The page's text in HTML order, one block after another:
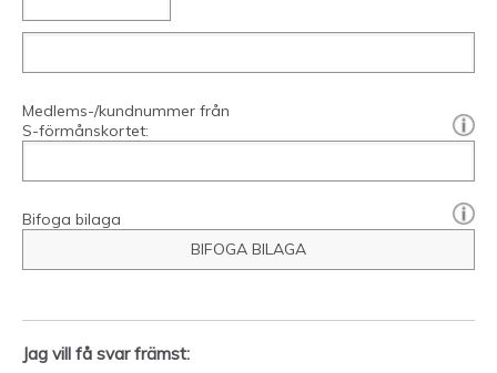
Medlems-/kundnummer från
S-förmånskortet:
Bifoga bilaga
BIFOGA BILAGA
Jag vill få svar främst: